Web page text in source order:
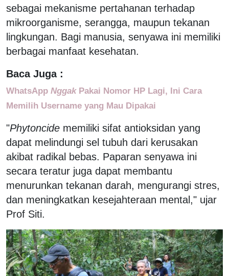
sebagai mekanisme pertahanan terhadap
mikroorganisme, serangga, maupun tekanan
lingkungan. Bagi manusia, senyawa ini memiliki
berbagai manfaat kesehatan.
Baca Juga :
WhatsApp NggakPakai Nomor HP Lagi, Ini Cara
Memilih Username yang Mau Dipakai
"Phytoncide memiliki sifat antioksidan yang
dapat melindungi sel tubuh dari kerusakan
akibat radikal bebas. Paparan senyawa ini
secara teratur juga dapat membantu
menurunkan tekanan darah, mengurangi stres,
dan meningkatkan kesejahteraan mental," ujar
Prof Siti.